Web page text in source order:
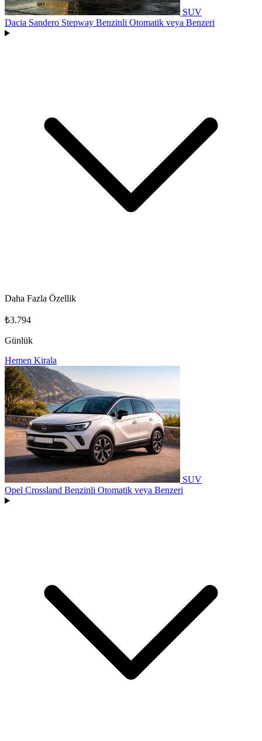
SUV
Dacia Sandero Stepway Benzinli Otomatik veya Benzeri
Daha Fazla Özellik
₺3.794
Günlük
Hemen Kirala
SUV
Opel Crossland Benzinli Otomatik veya Benzeri